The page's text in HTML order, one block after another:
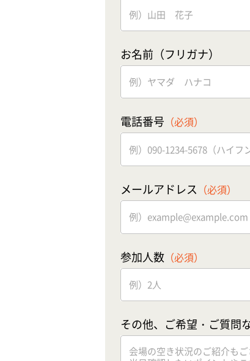
お名前（フリガナ）
電話番号 （必須）
メールアドレス （必須）
参加人数 （必須）
その他、ご希望・ご質問